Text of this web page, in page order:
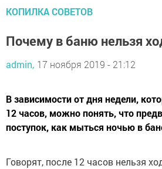
КОПИЛКА СОВЕТОВ
Почему в баню нельзя
admin, 17 ноября 2019 - 21:12
В зависимости от дня недели,
12 часов, можно понять, что
поступок, как мыться ночью в
Говорят, после 12 часов нельзя